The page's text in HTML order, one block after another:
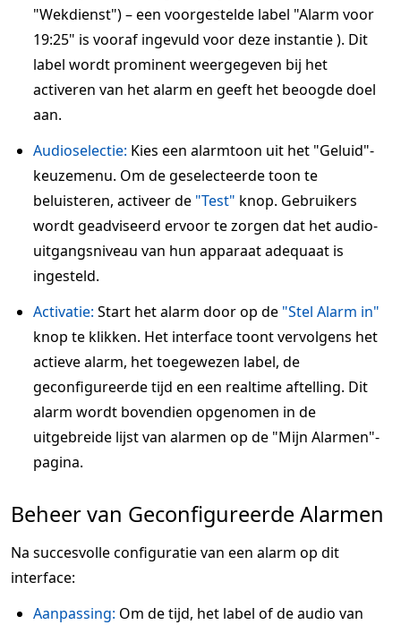
"Wekdienst") – een voorgestelde label "Alarm voor
19:25" is vooraf ingevuld voor deze instantie ). Dit
label wordt prominent weergegeven bij het
activeren van het alarm en geeft het beoogde doel
aan.
Audioselectie: Kies een alarmtoon uit het "Geluid"-
keuzemenu. Om de geselecteerde toon te
beluisteren, activeer de "Test" knop. Gebruikers
wordt geadviseerd ervoor te zorgen dat het audio-
uitgangsniveau van hun apparaat adequaat is
ingesteld.
Activatie: Start het alarm door op de "Stel Alarm in"
knop te klikken. Het interface toont vervolgens het
actieve alarm, het toegewezen label, de
geconfigureerde tijd en een realtime aftelling. Dit
alarm wordt bovendien opgenomen in de
uitgebreide lijst van alarmen op de "Mijn Alarmen"-
pagina.
Beheer van Geconfigureerde Alarmen
Na succesvolle configuratie van een alarm op dit
interface:
Aanpassing: Om de tijd, het label of de audio van